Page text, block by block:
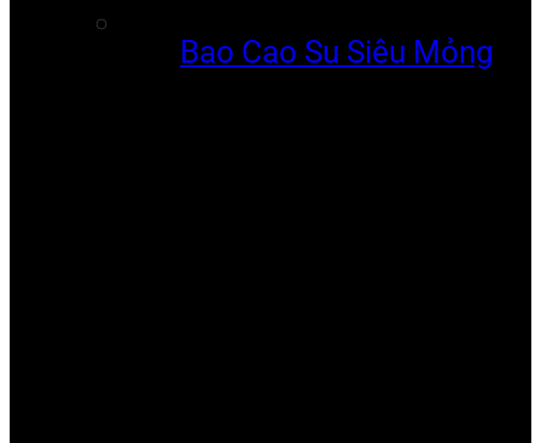
Bao Cao Su Siêu Mỏng